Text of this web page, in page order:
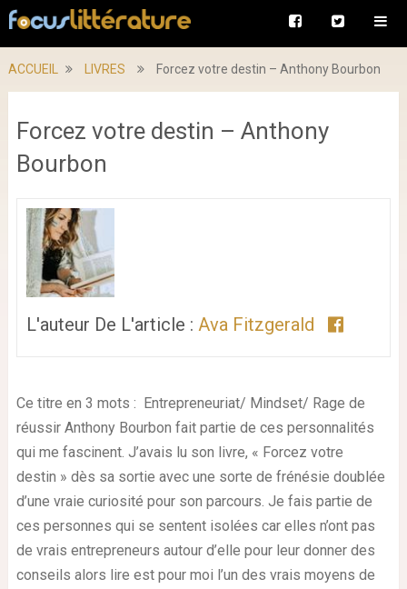
ACCUEIL LIVRES Forcez votre destin – Anthony Bourbon
Forcez votre destin – Anthony
Bourbon
L'auteur De L'article : Ava Fitzgerald
Ce titre en 3 mots : Entrepreneuriat/ Mindset/ Rage de
réussir Anthony Bourbon fait partie de ces personnalités
qui me fascinent. J’avais lu son livre, « Forcez votre
destin » dès sa sortie avec une sorte de frénésie doublée
d’une vraie curiosité pour son parcours. Je fais partie de
ces personnes qui se sentent isolées car elles n’ont pas
de vrais entrepreneurs autour d’elle pour leur donner des
conseils alors lire est pour moi l’un des vrais moyens de